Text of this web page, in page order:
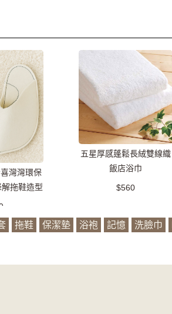
灣灣環保
拖鞋造型
五星厚感蓬鬆長絨雙線織
飯店浴巾
$560
拖鞋 保潔墊 浴袍 記憶 洗臉巾